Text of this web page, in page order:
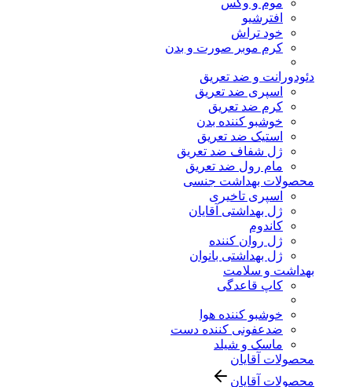
موم و وکس
افترشیو
خود تراش
کرم موبر صورت و بدن
دئودورانت و ضد تعریق
اسپری ضد تعریق
کرم ضد تعریق
خوشبو کننده بدن
استیک ضد تعریق
ژل شفاف ضد تعریق
مام رول ضد تعریق
محصولات بهداشت جنسی
اسپری تاخیری
ژل بهداشتی آقایان
کاندوم
ژل روان کننده
ژل بهداشتی بانوان
بهداشت و سلامت
کاپ قاعدگی
خوشبو کننده هوا
ضدعفونی کننده دست
ماسک و شیلد
محصولات آقایان
محصولات آقایان